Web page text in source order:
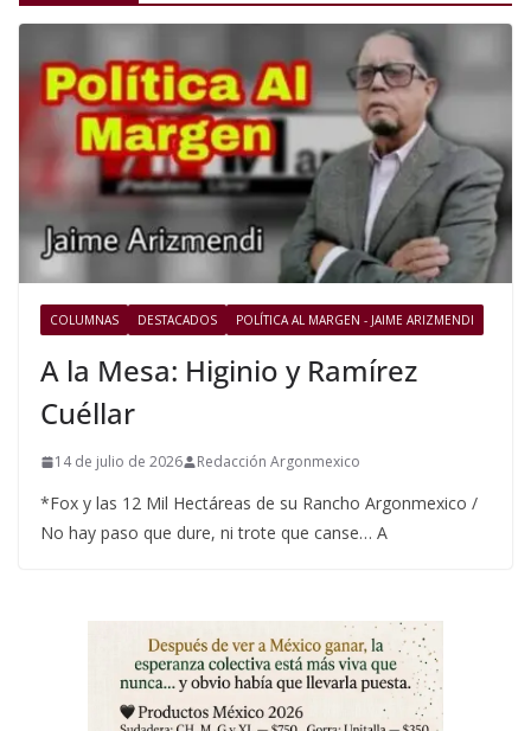
COLUMNAS DESTACADOS POLÍTICA AL MARGEN - JAIME ARIZMENDI
A la Mesa: Higinio y Ramírez
Cuéllar
14 de julio de 2026 Redacción Argonmexico
*Fox y las 12 Mil Hectáreas de su Rancho Argonmexico /
No hay paso que dure, ni trote que canse… A